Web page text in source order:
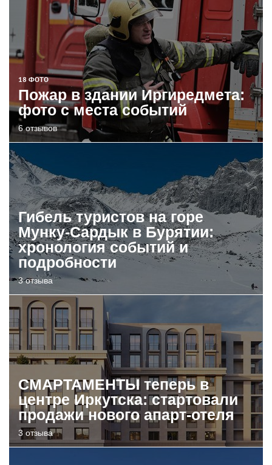
18 ФОТО
Пожар в здании Иргиредмета:
фото с места событий
6 отзывов
Гибель туристов на горе
Мунку-Сардык в Бурятии:
хронология событий и
подробности
3 отзыва
СМАРТАМЕНТЫ теперь в
центре Иркутска: стартовали
продажи нового апарт-отеля
3 отзыва